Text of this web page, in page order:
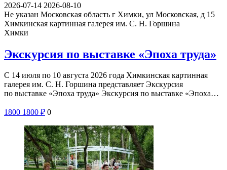
2026-07-14 2026-08-10
Не указан Московская область г Химки, ул Московская, д 15
Химкинская картинная галерея им. С. Н. Горшина
Химки
Экскурсия по выставке «Эпоха труда»
С 14 июля по 10 августа 2026 года Химкинская картинная
галерея им. С. Н. Горшина представляет Экскурсия
по выставке «Эпоха труда» Экскурсия по выставке «Эпоха…
1800 1800 ₽ 0